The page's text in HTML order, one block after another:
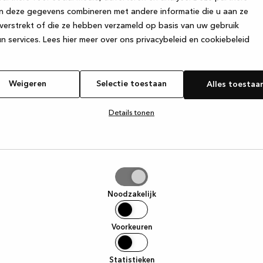
deze gegevens combineren met andere informatie die u aan ze
of die ze hebben verzameld op basis van uw gebruik
services. Lees hier meer over ons privacybeleid en cookiebeleid
Weigeren Selectie toestaan Alles
Details tonen
Noodzakelijk
Voorkeuren
Statistieken
has occurred while loadingwww.kvik.be (see the